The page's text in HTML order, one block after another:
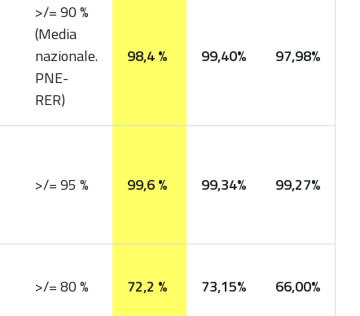
>/= 90 %
(Media
nazionale.
PNE-
RER)
98,4 % 99,40% 97,98%
>/= 95 % 99,6 % 99,34% 99,27%
>/= 80 % 72,2 % 73,15% 66,00%